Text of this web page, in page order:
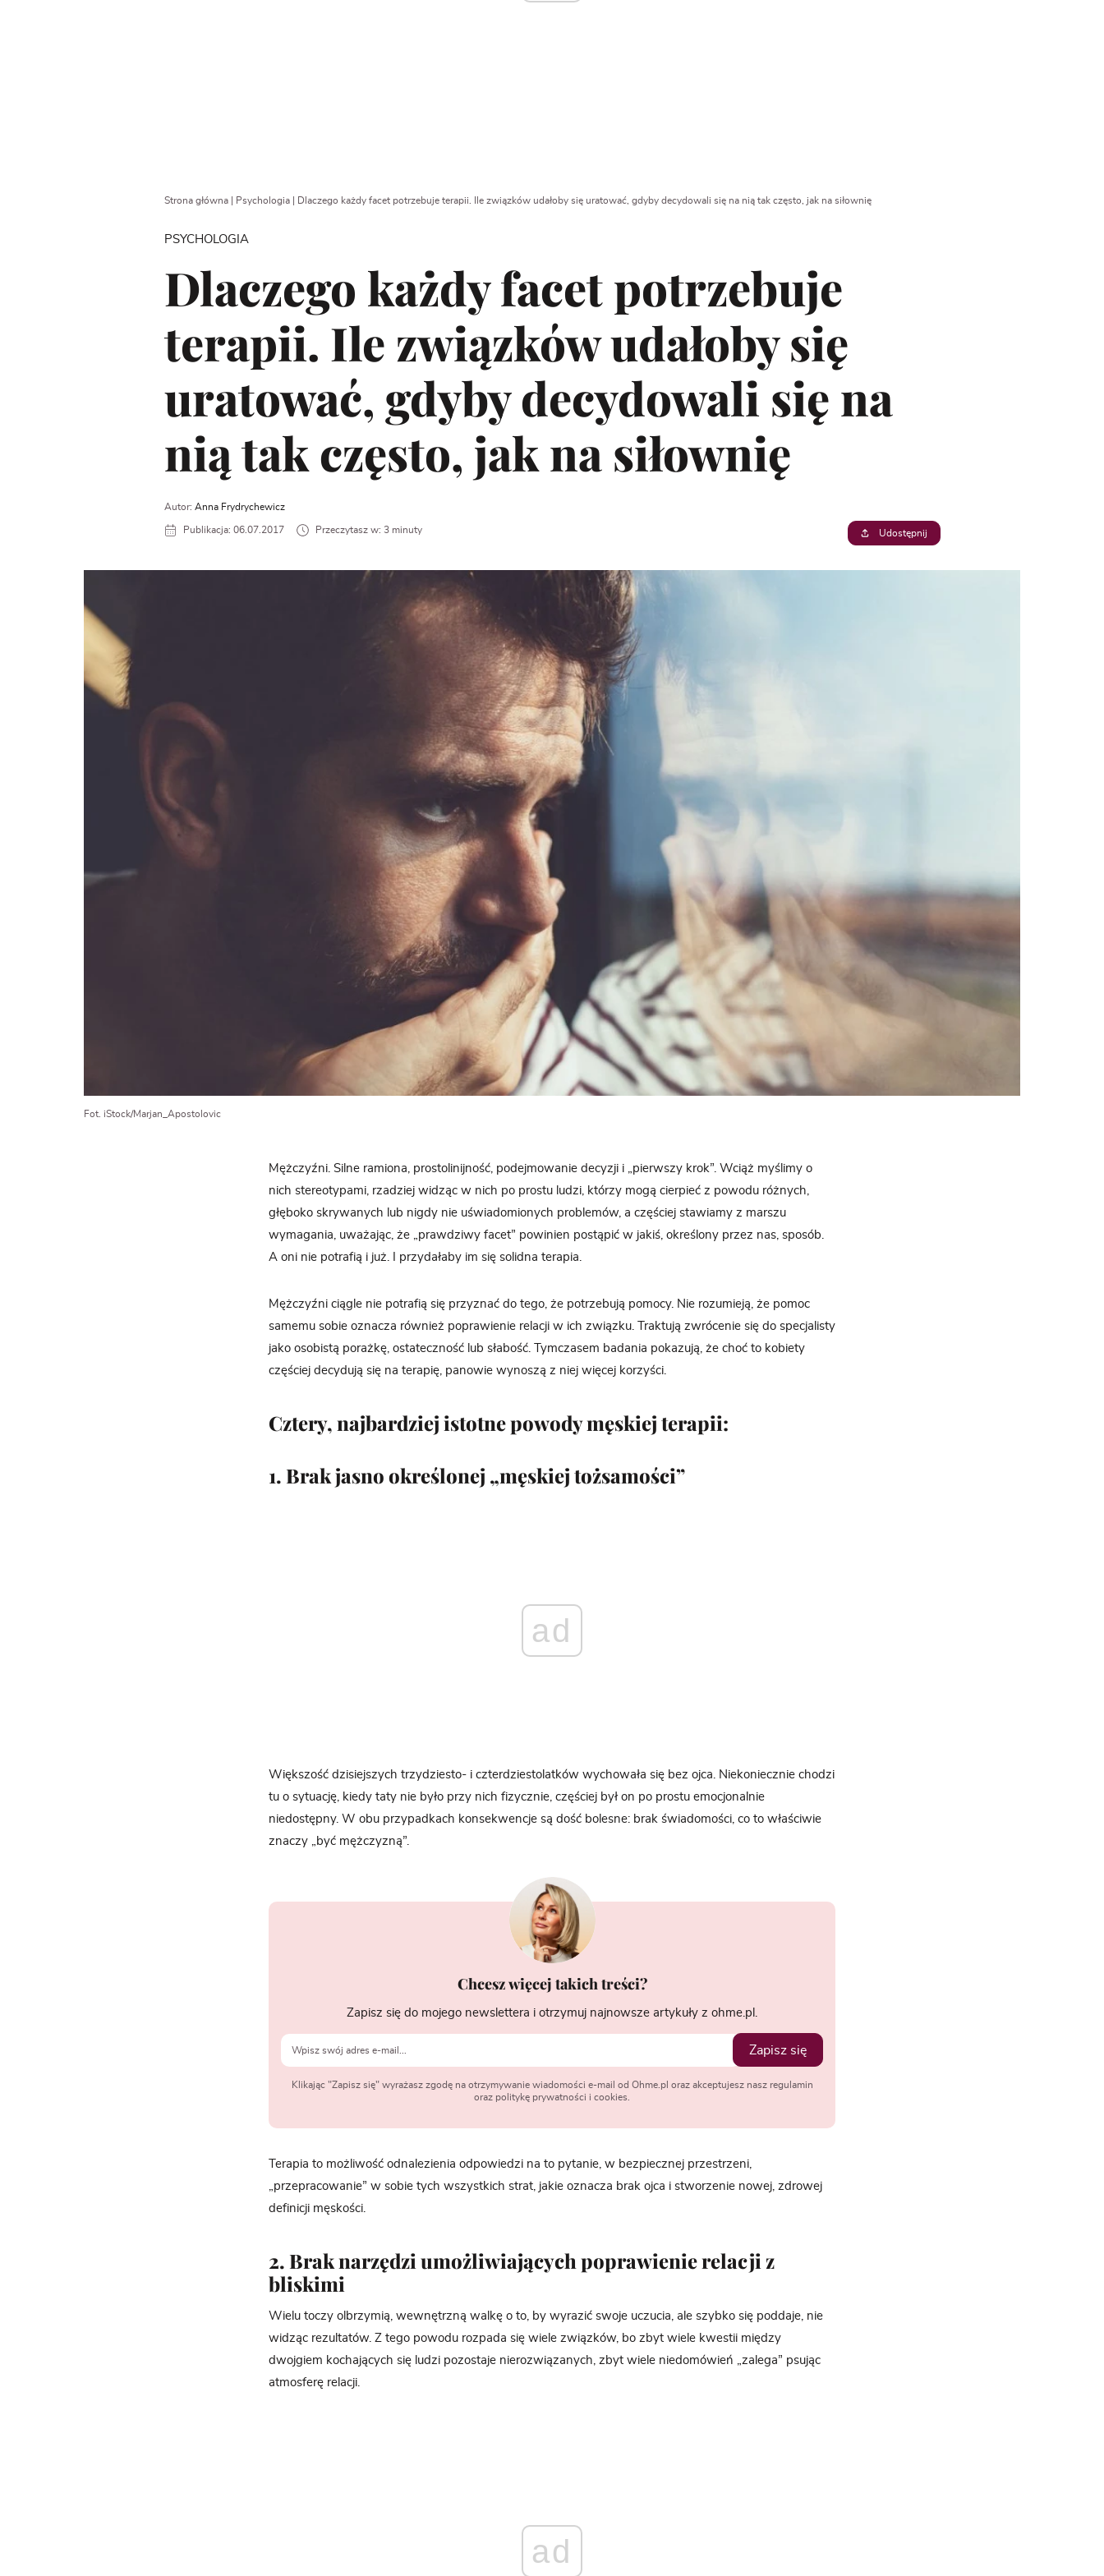
Strona główna| Psychologia| Dlaczego każdy facet potrzebuje terapii. Ile związków udałoby się uratować, gdyby decydowali się na nią tak często, jak na siłownię
PSYCHOLOGIA
Dlaczego każdy facet potrzebuje
terapii. Ile związków udałoby się
uratować, gdyby decydowali się na
nią tak często, jak na siłownię
Autor: Anna Frydrychewicz
Publikacja: 06.07.2017 Przeczytasz w: 3 minuty Udostępnij
Fot. iStock/Marjan_Apostolovic
Mężczyźni. Silne ramiona, prostolinijność, podejmowanie decyzji i „pierwszy krok”. Wciąż myślimy o
nich stereotypami, rzadziej widząc w nich po prostu ludzi, którzy mogą cierpieć z powodu różnych,
głęboko skrywanych lub nigdy nie uświadomionych problemów, a częściej stawiamy z marszu
wymagania, uważając, że „prawdziwy facet” powinien postąpić w jakiś, określony przez nas, sposób.
A oni nie potrafią i już. I przydałaby im się solidna terapia.
Mężczyźni ciągle nie potrafią się przyznać do tego, że potrzebują pomocy. Nie rozumieją, że pomoc
samemu sobie oznacza również poprawienie relacji w ich związku. Traktują zwrócenie się do specjalisty
jako osobistą porażkę, ostateczność lub słabość. Tymczasem badania pokazują, że choć to kobiety
częściej decydują się na terapię, panowie wynoszą z niej więcej korzyści.
Cztery, najbardziej istotne powody męskiej terapii:
1. Brak jasno określonej „męskiej tożsamości”
ad
Większość dzisiejszych trzydziesto- i czterdziestolatków wychowała się bez ojca. Niekoniecznie chodzi
tu o sytuację, kiedy taty nie było przy nich fizycznie, częściej był on po prostu emocjonalnie
niedostępny. W obu przypadkach konsekwencje są dość bolesne: brak świadomości, co to właściwie
znaczy „być mężczyzną”.
Chcesz więcej takich treści?
Zapisz się do mojego newslettera i otrzymuj najnowsze artykuły z ohme.pl.
Zapisz się
Klikając "Zapisz się" wyrażasz zgodę na otrzymywanie wiadomości e-mail od Ohme.pl oraz akceptujesz nasz regulamin
oraz politykę prywatności i cookies.
Terapia to możliwość odnalezienia odpowiedzi na to pytanie, w bezpiecznej przestrzeni,
„przepracowanie” w sobie tych wszystkich strat, jakie oznacza brak ojca i stworzenie nowej, zdrowej
definicji męskości.
2. Brak narzędzi umożliwiających poprawienie relacji z
bliskimi
Wielu toczy olbrzymią, wewnętrzną walkę o to, by wyrazić swoje uczucia, ale szybko się poddaje, nie
widząc rezultatów. Z tego powodu rozpada się wiele związków, bo zbyt wiele kwestii między
dwojgiem kochających się ludzi pozostaje nierozwiązanych, zbyt wiele niedomówień „zalega” psując
atmosferę relacji.
ad